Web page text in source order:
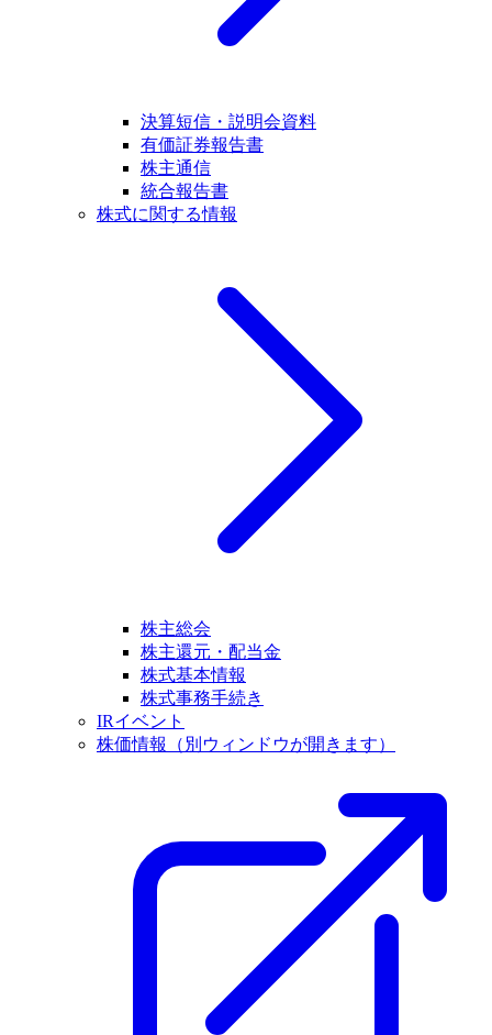
決算短信・説明会資料
有価証券報告書
株主通信
統合報告書
株式に関する情報
株主総会
株主還元・配当金
株式基本情報
株式事務手続き
IRイベント
株価情報
（別ウィンドウが開きます）